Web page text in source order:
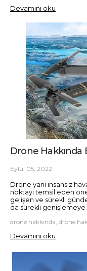
Devamını oku
Drone
Eylül 05, 2022
Drone yani insansız
noktayı temsil eden
gelişen ve sürekli
da sürekli genişlemeye
Devamını oku